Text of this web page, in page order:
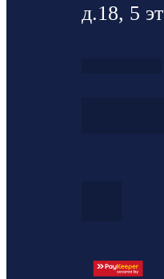
д.18, 5